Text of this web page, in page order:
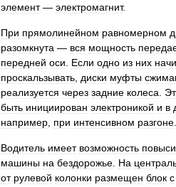
элемент— электромагнит.
При прямолинейном равномерном
разомкнута — вся мощность
передней оси Если одно из них
проскальзывать диски муфты
реализуется через задние колеса
быть инициирован электроникой и в
например при интенсивном разгоне
Водитель имеет возможность
машины на бездорожье На
от рулевой колонки размещен блок с